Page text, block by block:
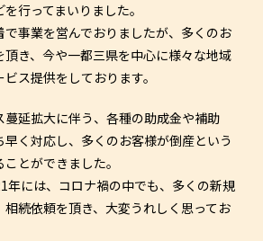
行ってまいりました。
事業を営んでおりましたが、多くのお
き、今や一都三県を中心に様々な地域
ス提供をしております。
蔓延拡大に伴う、各種の助成金や補助
く対応し、多くのお客様が倒産という
とができました。
年には、コロナ禍の中でも、多くの新規
続依頼を頂き、大変うれしく思ってお